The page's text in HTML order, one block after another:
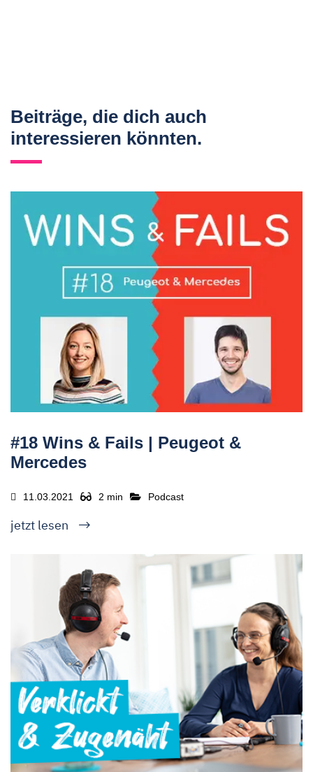
Beiträge, die dich auch
interessieren könnten.
#18 Wins & Fails | Peugeot &
Mercedes
11.03.2021 2 min Podcast
jetzt lesen